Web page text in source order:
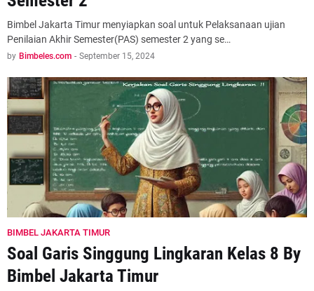
Bimbel Jakarta Timur menyiapkan soal untuk Pelaksanaan ujian
Penilaian Akhir Semester(PAS) semester 2 yang se…
by Bimbeles.com - September 15, 2024
BIMBEL JAKARTA TIMUR
Soal Garis Singgung Lingkaran Kelas 8 By
Bimbel Jakarta Timur